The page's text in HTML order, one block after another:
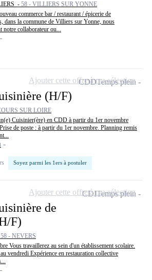
- 58 - VILLIERS SUR YONNE
commerce bar / restaurant / épicerie de
dans la commune de Villiers sur Yonne, nous
notre collaborateur ou...
(H/F)
SUR LOIRE
Cuisinier(ère) en CDD à partir du 1er novembre
de poste : à partir du 1er novembre. Planning remis
Soyez parmi les 1ers à postuler
CDDTemps plein
Ajouter cette offre à ma sélection
de
F)
58 - NEVERS
Vous travaillerez au sein d'un établissement scolaire.
vendredi Expérience en restauration collective
CDITemps plein
Ajouter cette offre à ma sélection